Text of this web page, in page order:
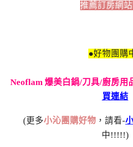
推薦訂房網
●好物團購
Neoflam 爆美白鍋/刀具/廚房用
買連結
(更多小沁團購好物 ，請看-
中!!!!!)